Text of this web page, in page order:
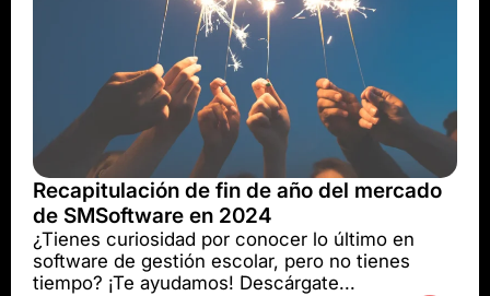
Recapitulación de fin de año del mercado
de SMSoftware en 2024
¿Tienes curiosidad por conocer lo último en
software de gestión escolar, pero no tienes
tiempo? ¡Te ayudamos! Descárgate...